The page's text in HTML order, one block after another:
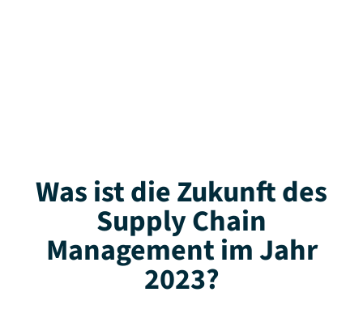
Was ist die Zukunft des
Supply Chain
Management im Jahr
2023?